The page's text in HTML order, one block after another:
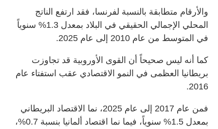
والأرقام متطابقة بالنسبة لفرنسا، فقد ارتفع الناتج
المحلي الإجمالي الحقيقي في البلاد بمعدل 1.3% سنوياً
في المتوسط من عام 2010 إلى عام 2025.
كما أنه ليس صحيحاً أن القوى الأوروبية قد تجاوزت
بريطانيا العظمى في النمو الاقتصادي عقب استفتاء عام
2016.
فمن عام 2017 إلى عام 2025، نما الاقتصاد البريطاني
بمعدل 1.5% سنوياً، فيما نما اقتصاد ألمانيا بنسبة 0.7%،